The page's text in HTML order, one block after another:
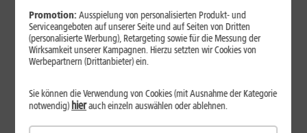
Promotion:Ausspielung von personalisierten Produkt- und
Serviceangeboten auf unserer Seite und auf Seiten von Dritten
(personalisierte Werbung), Retargeting sowie für die Messung der
Wirksamkeit unserer Kampagnen. Hierzu setzten wir Cookies von
Werbepartnern (Drittanbieter) ein.
Sie können die Verwendung von Cookies (mit Ausnahme der Kategorie
notwendig)hierauch einzeln auswählen oder ablehnen.